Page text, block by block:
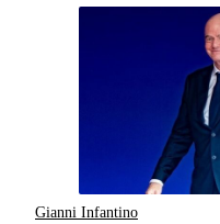
Gianni Infantino